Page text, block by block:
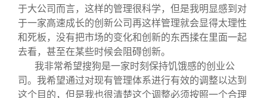
于大公司而言，这样的管理很科学，但是我明显感到对
于一家高速成长的创新公司再这样管理就会显得太理性
和死板，没有把市场的变化和创新的东西揉在里面一起
去看，甚至在某些时候会阻碍创新。
我非常希望搜狗是一家时刻保持饥饿感的创业公
司。我希望通过对现有管理体系进行有效的调整以达到
这个目的，但是我也很清楚这个调整必须按照一个合理